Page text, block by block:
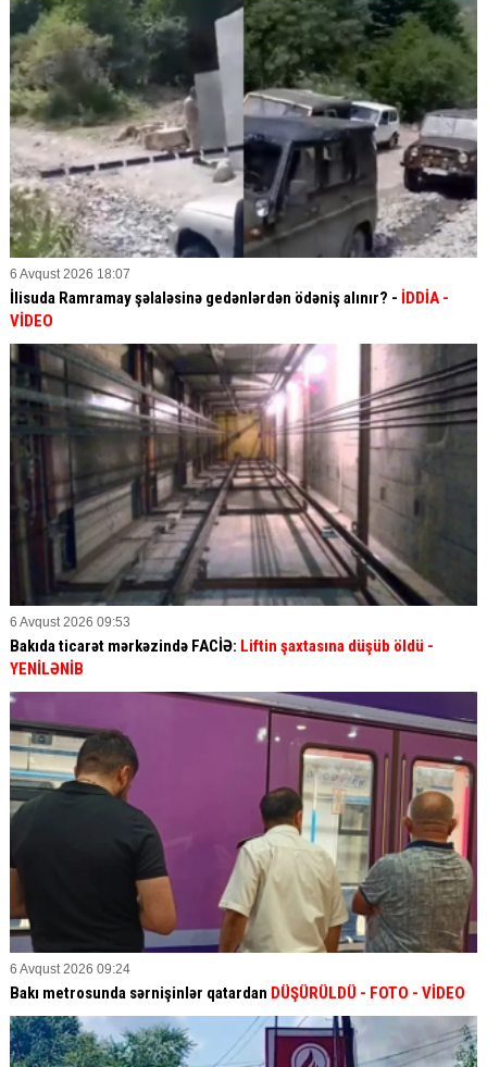
6 Avqust 2026 18:07
İlisuda Ramramay şəlaləsinə gedənlərdən ödəniş alınır? - İDDİA -
VİDEO
6 Avqust 2026 09:53
Bakıda ticarət mərkəzində FACİƏ: Liftin şaxtasına düşüb öldü -
YENİLƏNİB
6 Avqust 2026 09:24
Bakı metrosunda sərnişinlər qatardan DÜŞÜRÜLDÜ - FOTO - VİDEO